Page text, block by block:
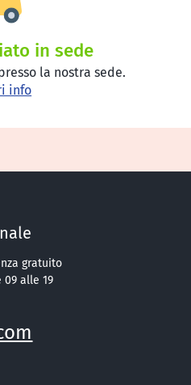
in sede
la nostra sede.
info
gratuito
alle 19